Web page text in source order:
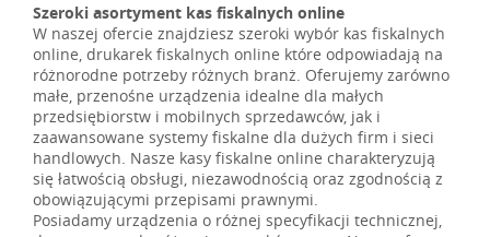
Szeroki asortyment kas fiskalnych online
W naszej ofercie znajdziesz szeroki wybór kas fiskalnych
online, drukarek fiskalnych online które odpowiadają na
różnorodne potrzeby różnych branż. Oferujemy zarówno
małe, przenośne urządzenia idealne dla małych
przedsiębiorstw i mobilnych sprzedawców, jak i
zaawansowane systemy fiskalne dla dużych firm i sieci
handlowych. Nasze kasy fiskalne online charakteryzują
się łatwością obsługi, niezawodnością oraz zgodnością z
obowiązującymi przepisami prawnymi.
Posiadamy urządzenia o różnej specyfikacji technicznej,